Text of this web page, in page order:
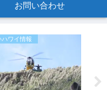
お問い合わせ
ハワイ情報